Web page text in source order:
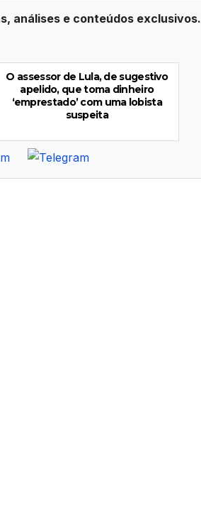
análises e conteúdos exclusivos.
O assessor de Lula, de sugestivo
apelido, que toma dinheiro
‘emprestado’ com uma lobista
suspeita